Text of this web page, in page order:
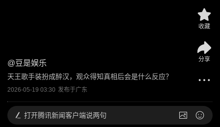
@豆是娱乐
天王歌手装扮成醉汉，观众得知真相后会是什么反应？
2026-05-19 03:30 发布于广东
收藏
分享
打开腾讯新闻客户端说两句